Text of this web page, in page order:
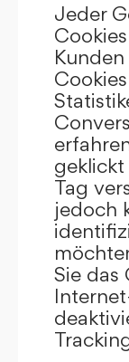
Jeder
Tag
jedoch
Sie das